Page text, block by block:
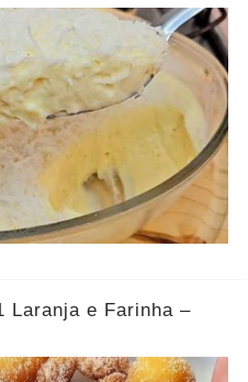
Laranja e Farinha –